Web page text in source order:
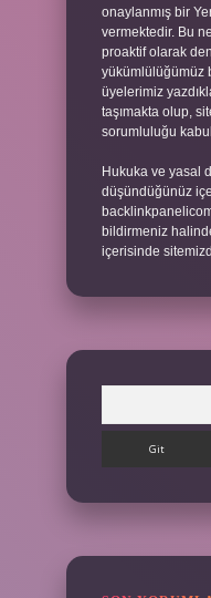
onaylanmış bir
vermektedir. Bu
proaktif olarak
yükümlülüğümüz
üyelerimiz
taşımakta olup,
sorumluluğu
Hukuka ve yasal
düşündüğünüz
bildirmeniz
içerisinde